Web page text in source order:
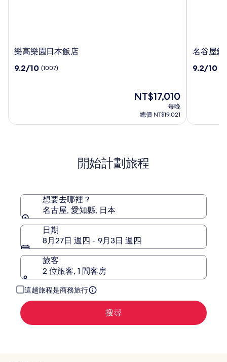
樂
樂
店
樂高樂園日本飯店
9.2
9.2/10 (1007)
現
價
NT$17,010
每晚
總價 NT$19,021
名
屋
城
名谷屋
9.2
9.2/10
開始計劃旅程
想要去哪裡？
名古屋, 愛知縣, 日本
日期
8月27日 週四 - 9月3日 週四
旅客
2 位旅客, 1 間客房
這趟旅程是商務旅行
搜尋